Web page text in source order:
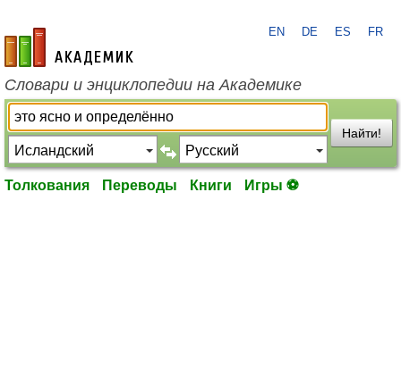
academic.ru
EN DE ES FR
Словари и энциклопедии на Академике
Найти!
Толкования Переводы Книги Игры ⚽